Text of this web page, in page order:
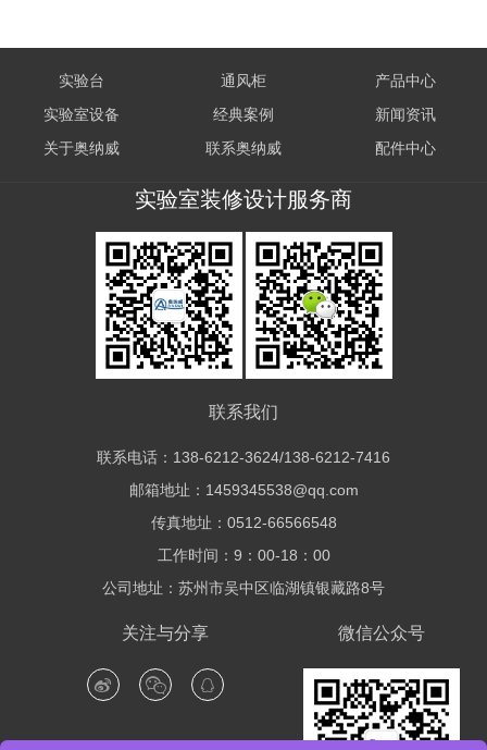
实验台 通风柜
产品中心
实验室设备
经典案例
新闻资讯
关于奥纳威
联系奥纳威 配件中心
实验室装修设计服务商
联系我们
联系电话：138-6212-3624/138-6212-7416
邮箱地址：1459345538@qq.com
传真地址：0512-66566548
工作时间：9：00-18：00
公司地址：苏州市吴中区临湖镇银藏路8号
关注与分享 微信公众号